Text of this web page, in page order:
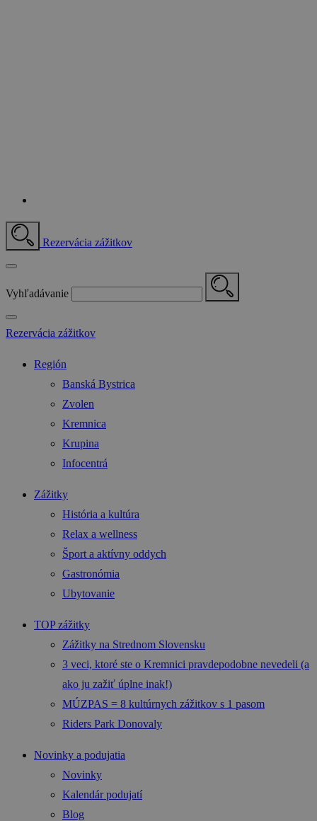
Rezervácia zážitkov
Vyhľadávanie
Rezervácia zážitkov
Región
Banská Bystrica
Zvolen
Kremnica
Krupina
Infocentrá
Zážitky
História a kultúra
Relax a wellness
Šport a aktívny oddych
Gastronómia
Ubytovanie
TOP zážitky
Zážitky na Strednom Slovensku
3 veci, ktoré ste o Kremnici pravdepodobne nevedeli (a
ako ju zažiť úplne inak!)
MÚZPAS = 8 kultúrnych zážitkov s 1 pasom
Riders Park Donovaly
Novinky a podujatia
Novinky
Kalendár podujatí
Blog